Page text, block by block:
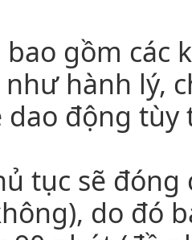
bao gồm các
như hành lý,
dao động
tục sẽ
do đó